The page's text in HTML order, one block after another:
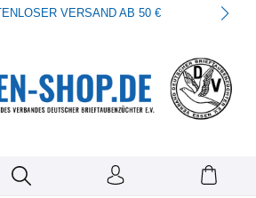
VERSAND AB 50 €